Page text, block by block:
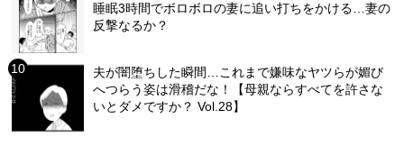
睡眠3時間でボロボロの妻に追い打ちをかける…妻の
反撃なるか？
夫が闇堕ちした瞬間…これまで嫌味なヤツらが媚び
へつらう姿は滑稽だな！【母親ならすべてを許さな
いとダメですか？ Vol.28】